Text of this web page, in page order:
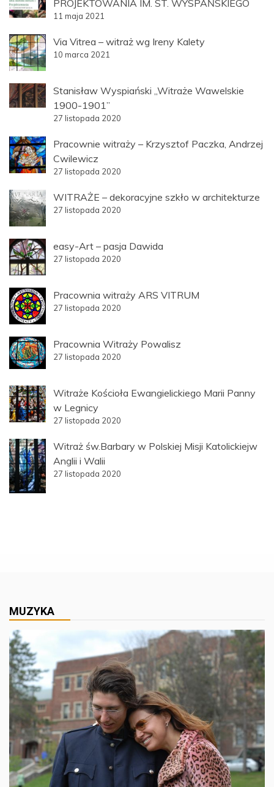
PROJEKTOWANIA IM. ST. WYSPAŃSKIEGO
11 maja 2021
Via Vitrea – witraż wg Ireny Kalety
10 marca 2021
Stanisław Wyspiański „Witraże Wawelskie
1900-1901”
27 listopada 2020
Pracownie witraży – Krzysztof Paczka, Andrzej
Cwilewicz
27 listopada 2020
WITRAŻE – dekoracyjne szkło w architekturze
27 listopada 2020
easy-Art – pasja Dawida
27 listopada 2020
Pracownia witraży ARS VITRUM
27 listopada 2020
Pracownia Witraży Powalisz
27 listopada 2020
Witraże Kościoła Ewangielickiego Marii Panny
w Legnicy
27 listopada 2020
Witraż św.Barbary w Polskiej Misji Katolickiejw
Anglii i Walii
27 listopada 2020
MUZYKA